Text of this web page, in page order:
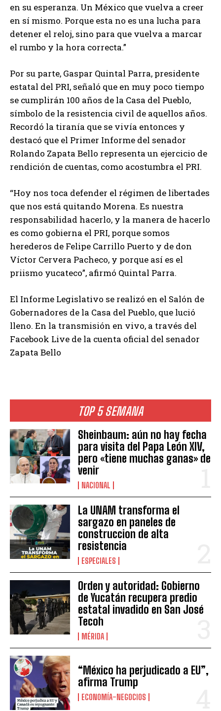
TOP 5 SEMANA
Sheinbaum: aún no hay fecha
para visita del Papa León XIV,
pero «tiene muchas ganas» de
venir
NACIONAL
La UNAM transforma el
sargazo en paneles de
construccion de alta
resistencia
ESPECIALES
Orden y autoridad: Gobierno
de Yucatán recupera predio
estatal invadido en San José
Tecoh
MÉRIDA
“México ha perjudicado a EU”,
afirma Trump
ECONOMÍA-NEGOCIOS
en su esperanza. Un México que vuelva a creer
en sí mismo. Porque esta no es una lucha para
detener el reloj, sino para que vuelva a marcar
el rumbo y la hora correcta.”
Por su parte, Gaspar Quintal Parra, presidente
estatal del PRI, señaló que en muy poco tiempo
se cumplirán 100 años de la Casa del Pueblo,
símbolo de la resistencia civil de aquellos años.
Recordó la tiranía que se vivía entonces y
destacó que el Primer Informe del senador
Rolando Zapata Bello representa un ejercicio de
rendición de cuentas, como acostumbra el PRI.
“Hoy nos toca defender el régimen de libertades
que nos está quitando Morena. Es nuestra
responsabilidad hacerlo, y la manera de hacerlo
es como gobierna el PRI, porque somos
herederos de Felipe Carrillo Puerto y de don
Víctor Cervera Pacheco, y porque así es el
priismo yucateco”, afirmó Quintal Parra.
El Informe Legislativo se realizó en el Salón de
Gobernadores de la Casa del Pueblo, que lució
lleno. En la transmisión en vivo, a través del
Facebook Live de la cuenta oficial del senador
Zapata Bello